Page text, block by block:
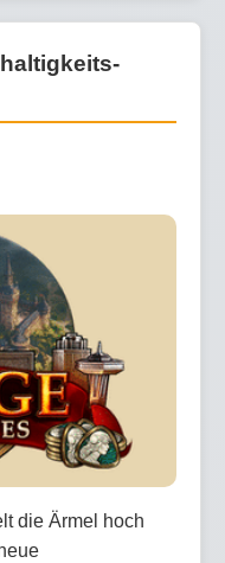
die Ärmel hoch